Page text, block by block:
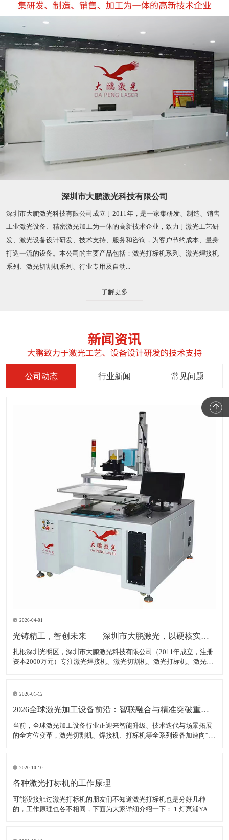
深圳市大鹏激光科技有限公司
深圳市大鹏激光科技有限公司成立于2011年，是一家集研发、制造、销售
工业激光设备、精密激光加工为一体的高新技术企业，致力于激光工艺研
发、激光设备设计研发、技术支持、服务和咨询，为客户节约成本、量身
打造一流的设备。本公司的主要产品包括：激光打标机系列、激光焊接机
系列、激光切割机系列、行业专用及自动...
了解更多
公司动态 行业新闻 常见问题
2026-04-01
光铸精工，智创未来——深圳市大鹏激光，以硬核实力领跑激光装备赛道
扎根深圳光明区，深圳市大鹏激光科技有限公司（2011年成立，注册
资本2000万元）专注激光焊接机、激光切割机、激光打标机、激光雕
钣金加工等多领域，精准服务各类制造企业、跨境卖家
2026-01-12
2026全球激光加工设备前沿：智联融合与精准突破重塑智造生态
当前，全球激光加工设备行业正迎来智能升级、技术迭代与场景拓展
的全方位变革，激光切割机、焊接机、打标机等全系列设备加速向“高
达380亿美元，年均增长率稳定在7.5%以上，中
2020-10-10
各种激光打标机的工作原理
可能没接触过激光打标机的朋友们不知道激光打标机也是分好几种
的，工作原理也各不相同，下面为大家详细介绍一下： 1.灯泵浦YAG
光，将激光能量放大后就形成对材料加工的激光束。 2.